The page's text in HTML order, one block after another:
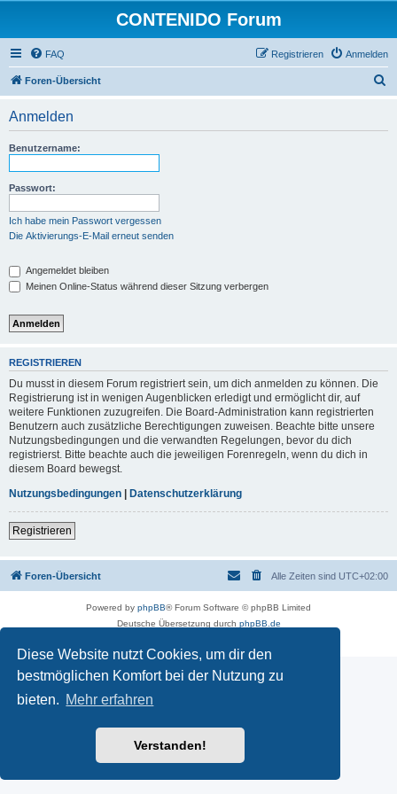
Diese Website nutzt Cookies, um dir den
bestmöglichen Komfort bei der Nutzung zu
bieten. Mehr erfahren
Verstanden!
CONTENIDO Forum
FAQ Anmelden
Registrieren
Foren-Übersicht
Anmelden
Benutzername:
Passwort:
Ich habe mein Passwort vergessen
Die Aktivierungs-E-Mail erneut senden
Angemeldet bleiben
Meinen Online-Status während dieser Sitzung verbergen
REGISTRIEREN
Du musst in diesem Forum registriert sein, um dich anmelden zu können. Die
Registrierung ist in wenigen Augenblicken erledigt und ermöglicht dir, auf
weitere Funktionen zuzugreifen. Die Board-Administration kann registrierten
Benutzern auch zusätzliche Berechtigungen zuweisen. Beachte bitte unsere
Nutzungsbedingungen und die verwandten Regelungen, bevor du dich
registrierst. Bitte beachte auch die jeweiligen Forenregeln, wenn du dich in
diesem Board bewegst.
Nutzungsbedingungen | Datenschutzerklärung
Registrieren
Foren-Übersicht Alle Zeiten sind UTC+02:00
Powered by phpBB® Forum Software © phpBB Limited
Deutsche Übersetzung durch phpBB.de